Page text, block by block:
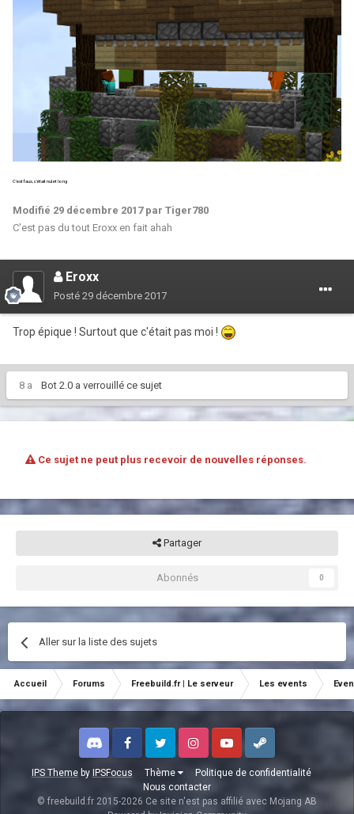
C'est faux, c'était nul et long
Modifié 29 décembre 2017par Tiger780
C'est pas du tout Eroxx en fait ahah
Eroxx
Posté 29 décembre 2017
Trop épique ! Surtout que c'était pas moi !
8 a Bot 2.0 a verrouillé ce sujet
Ce sujet ne peut plus recevoir de nouvelles réponses.
Partager
Abonnés 0
Aller sur la liste des sujets
Accueil Forums Freebuild.fr | Le serveur Les events
IPS Themeby IPSFocus Thème
Politique de confidentialité
Nous contacter
Discord FacebookTwitter InstagramYoutubeSteam
© freebuild.fr 2015-2026 Ce site n'est pas affilié avec Mojang AB